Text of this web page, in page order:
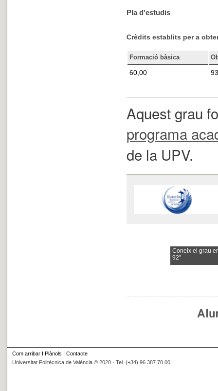
Pla d'estudis
Crèdits establits per a
Formació bàsica
60,00
Aquest grau
programa
de la UPV.
Coneix el grau
92"
Com arribar I Plànols I Contacte
Universitat Politècnica de València © 2020 · Tel. (+34) 96 387 70 00